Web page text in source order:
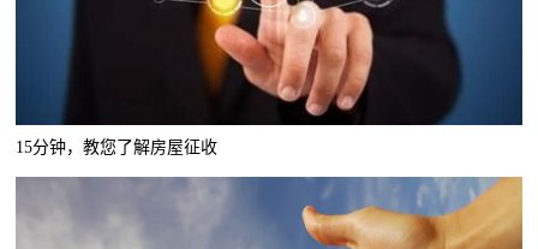
15分钟，教您了解房屋征收